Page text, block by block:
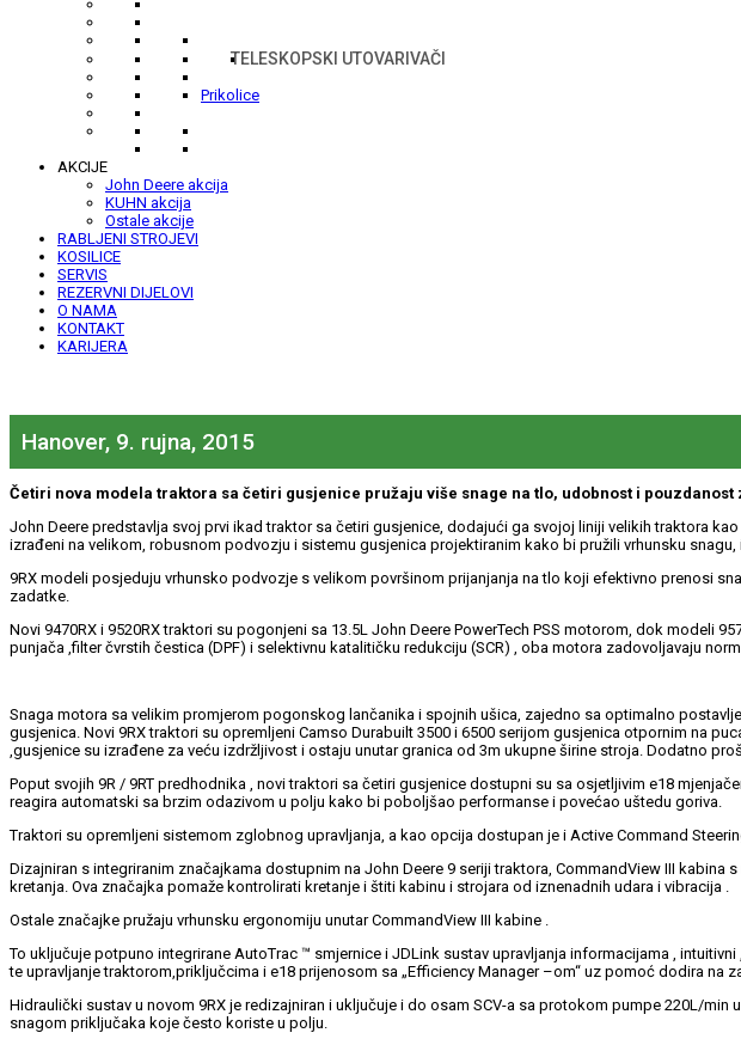
TELESKOPSKI UTOVARIVAČI
Prikolice
AKCIJE
John Deere akcija
KUHN akcija
Ostale akcije
RABLJENI STROJEVI
KOSILICE
SERVIS
REZERVNI DIJELOVI
O NAMA
KONTAKT
KARIJERA
Hanover, 9. rujna, 2015
Četiri nova modela traktora sa četiri gusjenice pružaju više snage na tlo, udobnost i pouzdanost
John Deere predstavlja svoj prvi ikad traktor sa četiri gusjenice, dodajući ga svojoj liniji velikih traktora
izrađeni na velikom, robusnom podvozju i sistemu gusjenica projektiranim kako bi pružili vrhunsku
9RX modeli posjeduju vrhunsko podvozje s velikom površinom prijanjanja na tlo koji efektivno prenosi
zadatke.
Novi 9470RX i 9520RX traktori su pogonjeni sa 13.5L John Deere PowerTech PSS motorom, dok modeli
punjača ,filter čvrstih čestica (DPF) i selektivnu katalitičku redukciju (SCR) , oba motora zadovoljavaju
Snaga motora sa velikim promjerom pogonskog lančanika i spojnih ušica, zajedno sa optimalno
gusjenica. Novi 9RX traktori su opremljeni Camso Durabuilt 3500 i 6500 serijom gusjenica otpornim na
,gusjenice su izrađene za veću izdržljivost i ostaju unutar granica od 3m ukupne širine stroja. Dodatno
Poput svojih 9R / 9RT predhodnika , novi traktori sa četiri gusjenice dostupni su sa osjetljivim e18
reagira automatski sa brzim odazivom u polju kako bi poboljšao performanse i povećao uštedu goriva.
Traktori su opremljeni sistemom zglobnog upravljanja, a kao opcija dostupan je i Active Command
Dizajniran s integriranim značajkama dostupnim na John Deere 9 seriji traktora, CommandView III
kretanja. Ova značajka pomaže kontrolirati kretanje i štiti kabinu i strojara od iznenadnih udara i vibracija .
Ostale značajke pružaju vrhunsku ergonomiju unutar CommandView III kabine .
To uključuje potpuno integrirane AutoTrac ™ smjernice i JDLink sustav upravljanja informacijama ,
te upravljanje traktorom,priključcima i e18 prijenosom sa „Efficiency Manager –om“ uz pomoć dodira na
Hidraulički sustav u novom 9RX je redizajniran i uključuje i do osam SCV-a sa protokom pumpe 220L/
snagom priključaka koje često koriste u polju.